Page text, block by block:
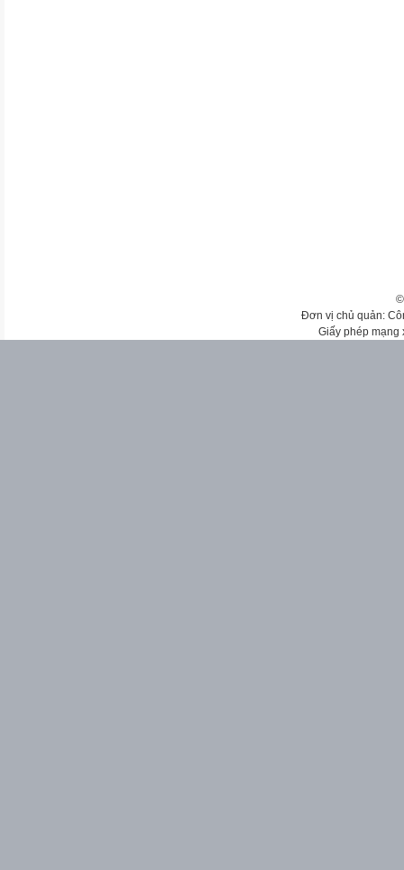
Đơn vị chủ quản:
Giấy phép mạng